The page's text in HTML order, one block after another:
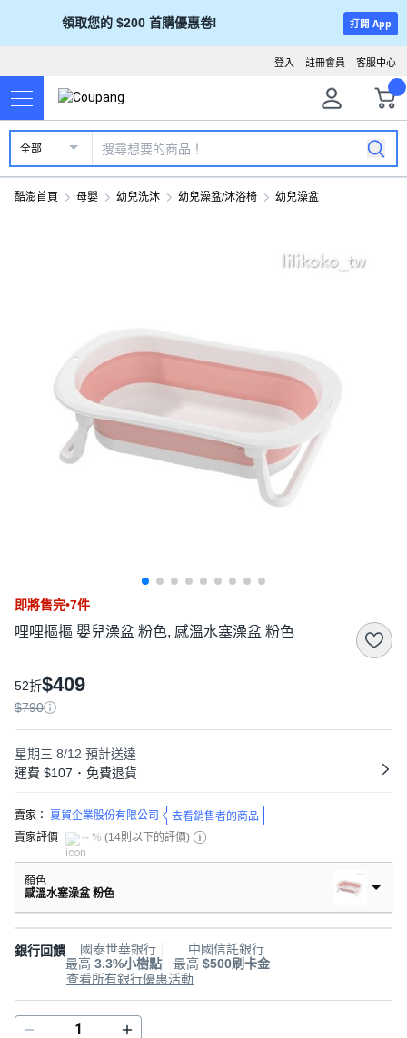
領取您的 $200 首購優惠卷! 打開 App
客服中心
註冊會員
登入
全部
酷澎首頁 母嬰 幼兒洗沐 幼兒澡盆/沐浴椅 幼兒澡盆
即將售完•7件
哩哩摳摳 嬰兒澡盆 粉色, 感溫水塞澡盆 粉色
52折$409
$790
星期三 8/12 預計送達
運費 $107 ･ 免費退貨
賣家： 夏貿企業股份有限公司
去看銷售者的商品
賣家評價
-- % (14則以下的評價)
顏色
感溫水塞澡盆 粉色
銀行回饋
國泰世華銀行
最高 3.3%小樹點
中國信託銀行
最高 $500刷卡金
查看所有銀行優惠活動